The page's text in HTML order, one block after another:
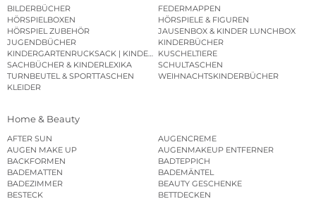
BILDERBÜCHER
FEDERMAPPEN
HÖRSPIELBOXEN
HÖRSPIELE & FIGUREN
HÖRSPIEL ZUBEHÖR
JAUSENBOX & KINDER LUNCHBOX
JUGENDBÜCHER
KINDERBÜCHER
KINDERGARTENRUCKSACK | KINDERGARTENBEUTEL
KUSCHELTIERE
SACHBÜCHER & KINDERLEXIKA
SCHULTASCHEN
TURNBEUTEL & SPORTTASCHEN
WEIHNACHTSKINDERBÜCHER
KLEIDER
Home & Beauty
AFTER SUN
AUGENCREME
AUGEN MAKE UP
AUGENMAKEUP ENTFERNER
BACKFORMEN
BADTEPPICH
BADEMATTEN
BADEMÄNTEL
BADEZIMMER
BEAUTY GESCHENKE
BESTECK
BETTDECKEN